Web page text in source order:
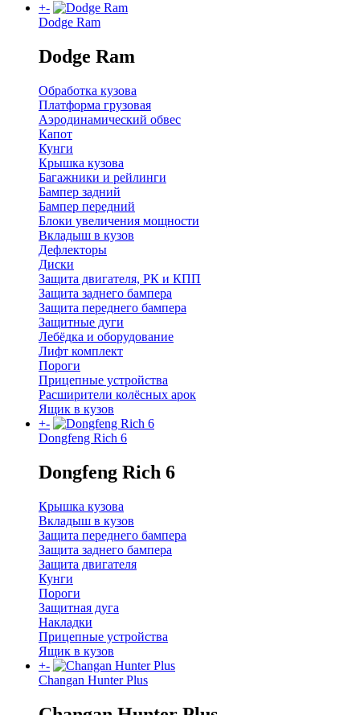
+-
Dodge Ram
Dodge Ram
Обработка кузова
Платформа грузовая
Аэродинамический обвес
Капот
Кунги
Крышка кузова
Багажники и рейлинги
Бампер задний
Бампер передний
Блоки увеличения мощности
Вкладыш в кузов
Дефлекторы
Диски
Защита двигателя, РК и КПП
Защита заднего бампера
Защита переднего бампера
Защитные дуги
Лебёдка и оборудование
Лифт комплект
Пороги
Прицепные устройства
Расширители колёсных арок
Ящик в кузов
+-
Dongfeng Rich 6
Dongfeng Rich 6
Крышка кузова
Вкладыш в кузов
Защита переднего бампера
Защита заднего бампера
Защита двигателя
Кунги
Пороги
Защитная дуга
Накладки
Прицепные устройства
Ящик в кузов
+-
Changan Hunter Plus